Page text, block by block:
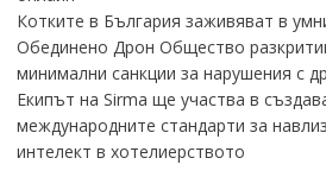
Котките в България заживяват в
Обединено Дрон Общество
минимални санкции за нарушения с
Екипът на Sirma ще участва в
международните стандарти за
интелект в хотелиерството